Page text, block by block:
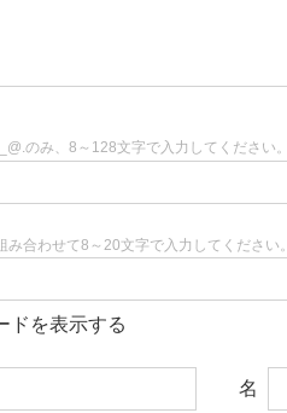
のみ、8～128文字で入力してください。
み合わせて8～20文字で入力してください。
ドを表示する
名